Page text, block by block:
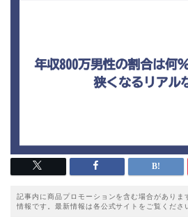
記事内に商品プロモーションを含む場合があり
情報です。最新情報は各公式サイトをご覧くださ